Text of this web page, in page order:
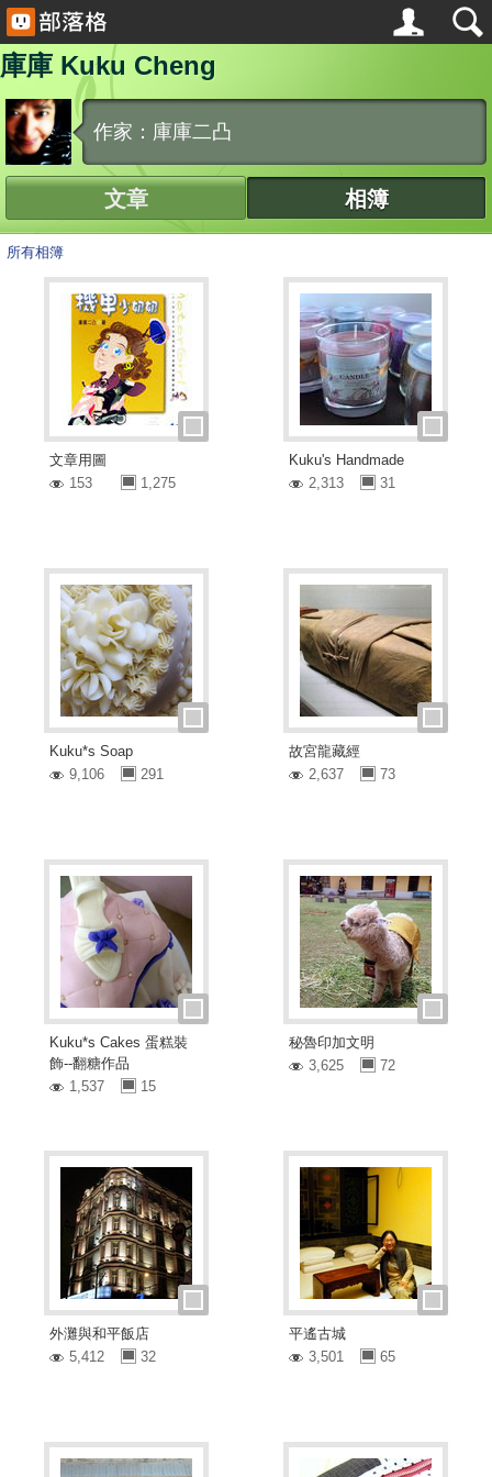
庫庫 Kuku Cheng
作家：庫庫二凸
文章 相簿
所有相簿
文章用圖
153
1,275
Kuku's Handmade
2,313
31
Kuku*s Soap
9,106
291
故宮龍藏經
2,637
73
Kuku*s Cakes 蛋糕裝
飾--翻糖作品
1,537
15
秘魯印加文明
3,625
72
外灘與和平飯店
5,412
32
平遙古城
3,501
65